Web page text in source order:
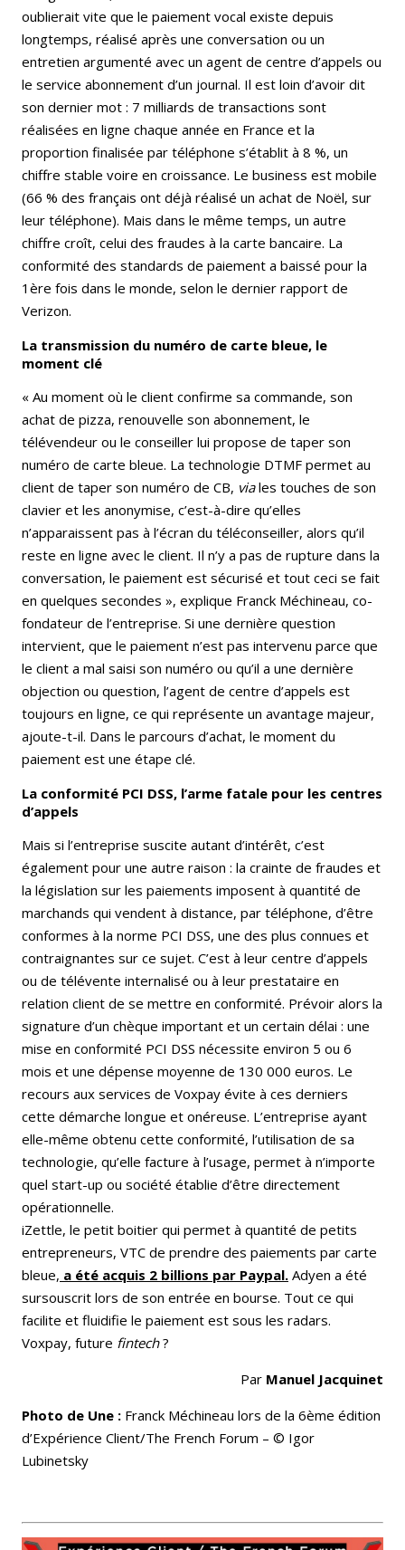
oublierait vite que le paiement vocal existe depuis
longtemps, réalisé après une conversation ou un
entretien argumenté avec un agent de centre d’appels ou
le service abonnement d’un journal. Il est loin d’avoir dit
son dernier mot : 7 milliards de transactions sont
réalisées en ligne chaque année en France et la
proportion finalisée par téléphone s’établit à 8 %, un
chiffre stable voire en croissance. Le business est mobile
(66 % des français ont déjà réalisé un achat de Noël, sur
leur téléphone). Mais dans le même temps, un autre
chiffre croît, celui des fraudes à la carte bancaire. La
conformité des standards de paiement a baissé pour la
1ère fois dans le monde, selon le dernier rapport de
Verizon.
La transmission du numéro de carte bleue, le
moment clé
« Au moment où le client confirme sa commande, son
achat de pizza, renouvelle son abonnement, le
télévendeur ou le conseiller lui propose de taper son
numéro de carte bleue. La technologie DTMF permet au
client de taper son numéro de CB, viales touches de son
clavier et les anonymise, c’est-à-dire qu’elles
n’apparaissent pas à l’écran du téléconseiller, alors qu’il
reste en ligne avec le client. Il n’y a pas de rupture dans la
conversation, le paiement est sécurisé et tout ceci se fait
en quelques secondes », explique Franck Méchineau, co-
fondateur de l’entreprise. Si une dernière question
intervient, que le paiement n’est pas intervenu parce que
le client a mal saisi son numéro ou qu’il a une dernière
objection ou question, l’agent de centre d’appels est
toujours en ligne, ce qui représente un avantage majeur,
ajoute-t-il. Dans le parcours d’achat, le moment du
paiement est une étape clé.
La conformité PCI DSS, l’arme fatale pour les centres
d’appels
Mais si l’entreprise suscite autant d’intérêt, c’est
également pour une autre raison : la crainte de fraudes et
la législation sur les paiements imposent à quantité de
marchands qui vendent à distance, par téléphone, d’être
conformes à la norme PCI DSS, une des plus connues et
contraignantes sur ce sujet. C’est à leur centre d’appels
ou de télévente internalisé ou à leur prestataire en
relation client de se mettre en conformité. Prévoir alors la
signature d’un chèque important et un certain délai : une
mise en conformité PCI DSS nécessite environ 5 ou 6
mois et une dépense moyenne de 130 000 euros. Le
recours aux services de Voxpay évite à ces derniers
cette démarche longue et onéreuse. L’entreprise ayant
elle-même obtenu cette conformité, l’utilisation de sa
technologie, qu’elle facture à l’usage, permet à n’importe
quel start-up ou société établie d’être directement
opérationnelle.
iZettle, le petit boitier qui permet à quantité de petits
entrepreneurs, VTC de prendre des paiements par carte
bleue, a été acquis 2 billions par Paypal. Adyen a été
sursouscrit lors de son entrée en bourse. Tout ce qui
facilite et fluidifie le paiement est sous les radars.
Voxpay, future fintech?
Par Manuel Jacquinet
Photo de Une : Franck Méchineau lors de la 6ème édition
d’Expérience Client/The French Forum – © Igor
Lubinetsky